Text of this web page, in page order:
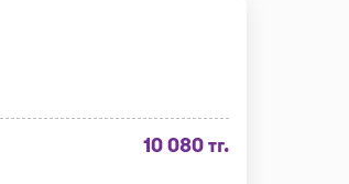
10 080 тг.